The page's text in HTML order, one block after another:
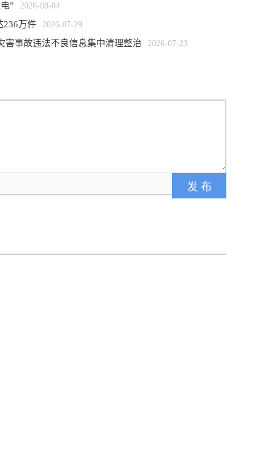
” 2026-08-04
236万件 2026-07-29
害事故违法不良信息集中清理整治 2026-07-23